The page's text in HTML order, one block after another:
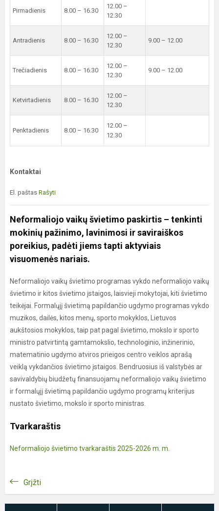
Pirmadienis 8.00 – 16.30
12.00 –
12.30
Antradienis 8.00 – 16.30
12.00 –
12.30
9.00 – 12.00
Trečiadienis 8.00 – 16.30
12.00 –
12.30
9.00 – 12.00
Ketvirtadienis 8.00 – 16.30
12.00 –
12.30
Penktadienis 8.00 – 16.30
12.00 –
12.30
Kontaktai
El. paštas Rašyti
Neformaliojo vaikų švietimo paskirtis – tenkinti
mokinių pažinimo, lavinimosi ir saviraiškos
poreikius, padėti jiems tapti aktyviais
visuomenės nariais.
Neformaliojo vaikų švietimo programas vykdo neformaliojo vaikų
švietimo ir kitos švietimo įstaigos, laisvieji mokytojai, kiti švietimo
teikėjai. Formalųjį švietimą papildančio ugdymo programas vykdo
muzikos, dailės, kitos menų, sporto mokyklos, Lietuvos
aukštosios mokyklos, taip pat pagal švietimo, mokslo ir sporto
ministro patvirtintą gamtamokslio, technologinio, inžinerinio,
matematinio ugdymo atviros prieigos centro veiklos aprašą
veiklą vykdančios švietimo įstaigos. Bendruosius iš valstybės ar
savivaldybių biudžetų finansuojamų neformaliojo vaikų švietimo
ir formalųjį švietimą papildančio ugdymo programų kriterijus
nustato švietimo, mokslo ir sporto ministras.
Tvarkaraštis
Neformaliojo švietimo tvarkaraštis 2025-2026 m. m.
Grįžti